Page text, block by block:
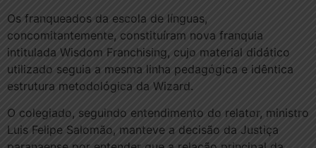
Os franqueados da escola de línguas,
concomitantemente, constituíram nova franquia
intitulada Wisdom Franchising, cujo material didático
utilizado seguia a mesma linha pedagógica e idêntica
estrutura metodológica da Wizard.
O colegiado, seguindo entendimento do relator, ministro
Luis Felipe Salomão, manteve a decisão da Justiça